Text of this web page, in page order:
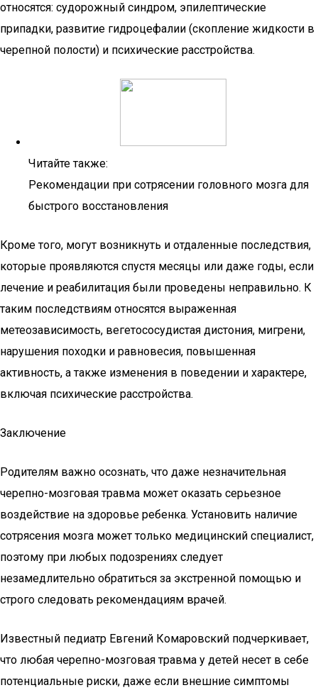
относятся: судорожный синдром, эпилептические
припадки, развитие гидроцефалии (скопление жидкости в
черепной полости) и психические расстройства.
Читайте также:
Рекомендации при сотрясении головного мозга для
быстрого восстановления
Кроме того, могут возникнуть и отдаленные последствия,
которые проявляются спустя месяцы или даже годы, если
лечение и реабилитация были проведены неправильно. К
таким последствиям относятся выраженная
метеозависимость, вегетососудистая дистония, мигрени,
нарушения походки и равновесия, повышенная
активность, а также изменения в поведении и характере,
включая психические расстройства.
Заключение
Родителям важно осознать, что даже незначительная
черепно-мозговая травма может оказать серьезное
воздействие на здоровье ребенка. Установить наличие
сотрясения мозга может только медицинский специалист,
поэтому при любых подозрениях следует
незамедлительно обратиться за экстренной помощью и
строго следовать рекомендациям врачей.
Известный педиатр Евгений Комаровский подчеркивает,
что любая черепно-мозговая травма у детей несет в себе
потенциальные риски, даже если внешние симптомы